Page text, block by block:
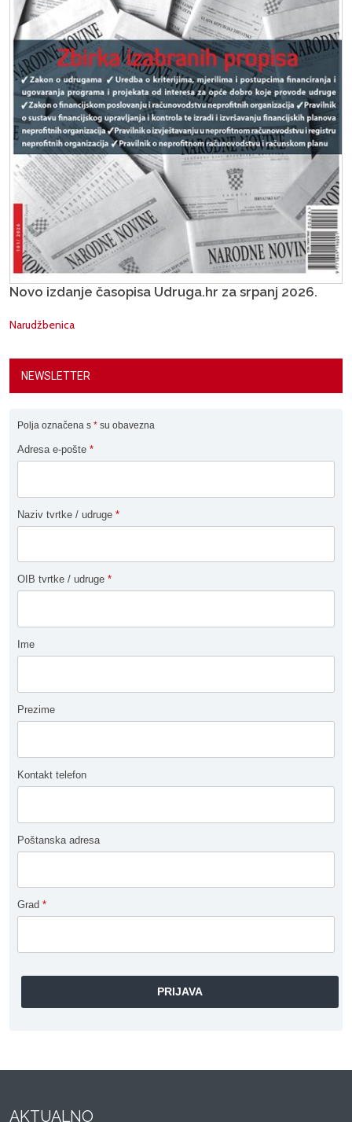
Novo izdanje časopisa Udruga.hr za srpanj 2026.
Narudžbenica
NEWSLETTER
Polja označena s * su obavezna
Adresa e-pošte *
Naziv tvrtke / udruge *
OIB tvrtke / udruge *
Ime
Prezime
Kontakt telefon
Poštanska adresa
Grad *
AKTUALNO